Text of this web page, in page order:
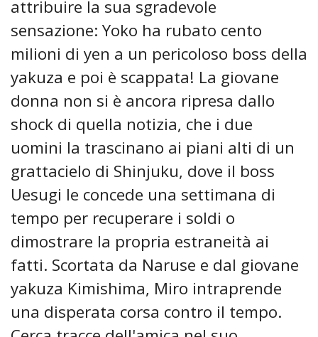
attribuire la sua sgradevole
sensazione: Yoko ha rubato cento
milioni di yen a un pericoloso boss della
yakuza e poi è scappata! La giovane
donna non si è ancora ripresa dallo
shock di quella notizia, che i due
uomini la trascinano ai piani alti di un
grattacielo di Shinjuku, dove il boss
Uesugi le concede una settimana di
tempo per recuperare i soldi o
dimostrare la propria estraneità ai
fatti. Scortata da Naruse e dal giovane
yakuza Kimishima, Miro intraprende
una disperata corsa contro il tempo.